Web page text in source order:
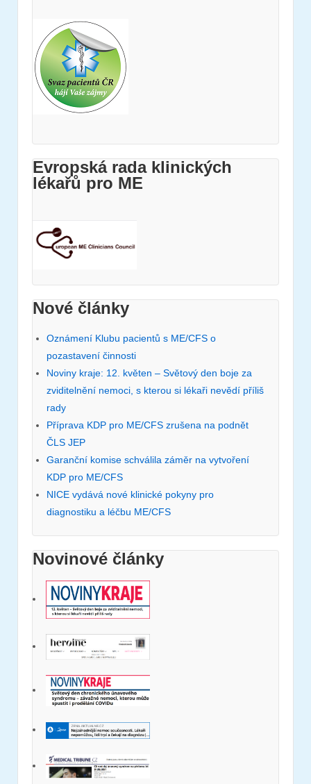
Evropská rada klinických
lékařů pro ME
Nové články
Oznámení Klubu pacientů s ME/CFS o
pozastavení činnosti
Noviny kraje: 12. květen – Světový den boje za
zviditelnění nemoci, s kterou si lékaři nevědí příliš
rady
Příprava KDP pro ME/CFS zrušena na podnět
ČLS JEP
Garanční komise schválila záměr na vytvoření
KDP pro ME/CFS
NICE vydává nové klinické pokyny pro
diagnostiku a léčbu ME/CFS
Novinové články